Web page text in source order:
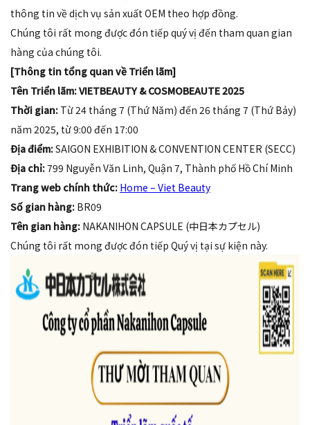
thông tin về dịch vụ sản xuất OEM theo hợp đồng.
Chúng tôi rất mong được đón tiếp quý vị đến tham quan gian
hàng của chúng tôi.
[Thông tin tổng quan về Triển lãm]
Tên Triển lãm:VIETBEAUTY & COSMOBEAUTE 2025
Thời gian: Từ 24 tháng 7 (Thứ Năm) đến 26 tháng 7 (Thứ Bảy)
năm 2025, từ 9:00 đến 17:00
Địa điểm:SAIGON EXHIBITION & CONVENTION CENTER (SECC)
Địa chỉ:799 Nguyễn Văn Linh, Quận 7, Thành phố Hồ Chí Minh
Trang web chính thức: Home – Viet Beauty
Số gian hàng: BR09
Tên gian hàng: NAKANIHON CAPSULE (中日本カプセル)
Chúng tôi rất mong được đón tiếp Quý vị tại sự kiện này.